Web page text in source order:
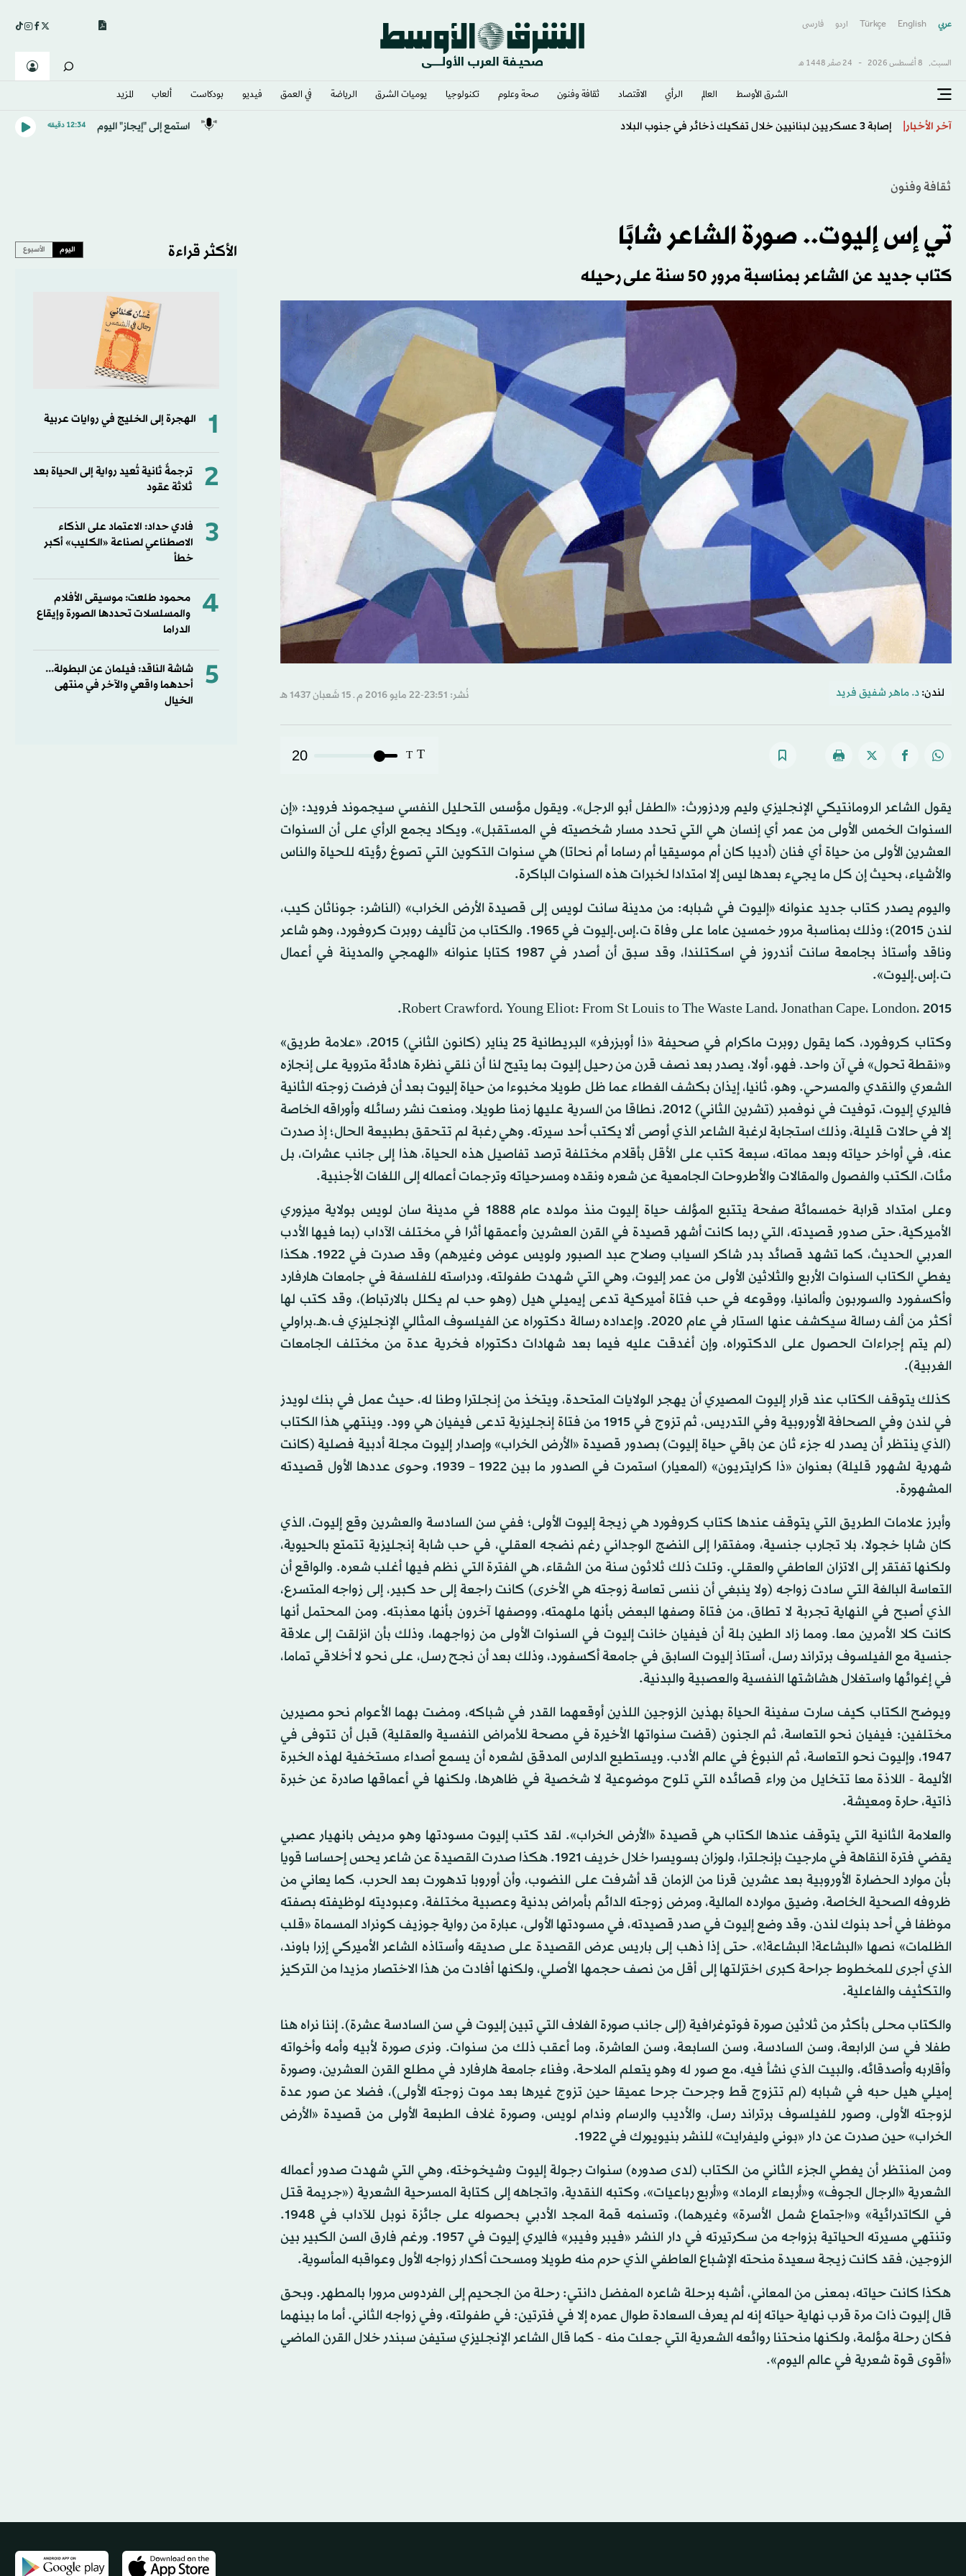
عربي English
Türkçe اردو فارسى
السبت, 8 أغسطس 2026 - 24 صفَر 1448 هـ
الشرق الأوسط​ العالم الرأي الاقتصاد ثقافة وفنون صحة وعلوم تكنولوجيا يوميات الشرق​ الرياضة في العمق فيديو بودكاست ألعاب المزيد
آخر الأخبار «التأمل» يحدّ من إدمان الشباب لألعاب الإنترنت استمع إلى "إيجاز" اليوم 12:34 دقيقه
ثقافة وفنون
تي إس إليوت.. صورة الشاعر شابًا
كتاب جديد عن الشاعر بمناسبة مرور 50 سنة على رحيله
لندن: د. ماهر شفيق فريد نُشر: 23:51-22 مايو 2016 م ـ 15 شَعبان 1437 هـ
T
T
20
يقول الشاعر الرومانتيكي الإنجليزي وليم وردزورث: «الطفل أبو الرجل». ويقول مؤسس التحليل النفسي سيجموند فرويد: «إن
السنوات الخمس الأولى من عمر أي إنسان هي التي تحدد مسار شخصيته في المستقبل». ويكاد يجمع الرأي على أن السنوات
العشرين الأولى من حياة أي فنان (أديبا كان أم موسيقيا أم رساما أم نحاتا) هي سنوات التكوين التي تصوغ رؤيته للحياة والناس
والأشياء، بحيث إن كل ما يجيء بعدها ليس إلا امتدادا لخبرات هذه السنوات الباكرة.
واليوم يصدر كتاب جديد عنوانه «إليوت في شبابه: من مدينة سانت لويس إلى قصيدة الأرض الخراب» (الناشر: جوناثان كيب،
لندن 2015)؛ وذلك بمناسبة مرور خمسين عاما على وفاة ت.إس.إليوت في 1965. والكتاب من تأليف روبرت كروفورد، وهو شاعر
وناقد وأستاذ بجامعة سانت أندروز في اسكتلندا، وقد سبق أن أصدر في 1987 كتابا عنوانه «الهمجي والمدينة في أعمال
ت.إس.إليوت».
Robert Crawford، Young Eliot: From St Louis to The Waste Land، Jonathan Cape، London، 2015.
وكتاب كروفورد، كما يقول روبرت ماكرام في صحيفة «ذا أوبزرفر» البريطانية 25 يناير (كانون الثاني) 2015، «علامة طريق»
و«نقطة تحول» في آن واحد. فهو، أولا، يصدر بعد نصف قرن من رحيل إليوت بما يتيح لنا أن نلقي نظرة هادئة متروية على إنجازه
الشعري والنقدي والمسرحي. وهو، ثانيا، إيذان بكشف الغطاء عما ظل طويلا مخبوءا من حياة إليوت بعد أن فرضت زوجته الثانية
فاليري إليوت، توفيت في نوفمبر (تشرين الثاني) 2012، نطاقا من السرية عليها زمنا طويلا، ومنعت نشر رسائله وأوراقه الخاصة
إلا في حالات قليلة، وذلك استجابة لرغبة الشاعر الذي أوصى ألا يكتب أحد سيرته. وهي رغبة لم تتحقق بطبيعة الحال؛ إذ صدرت
عنه، في أواخر حياته وبعد مماته، سبعة كتب على الأقل بأقلام مختلفة ترصد تفاصيل هذه الحياة، هذا إلى جانب عشرات، بل
مئات، الكتب والفصول والمقالات والأطروحات الجامعية عن شعره ونقده ومسرحياته وترجمات أعماله إلى اللغات الأجنبية.
وعلى امتداد قرابة خمسمائة صفحة يتتبع المؤلف حياة إليوت منذ مولده عام 1888 في مدينة سان لويس بولاية ميزوري
الأميركية، حتى صدور قصيدته، التي ربما كانت أشهر قصيدة في القرن العشرين وأعمقها أثرا في مختلف الآداب (بما فيها الأدب
العربي الحديث، كما تشهد قصائد بدر شاكر السياب وصلاح عبد الصبور ولويس عوض وغيرهم) وقد صدرت في 1922. هكذا
يغطي الكتاب السنوات الأربع والثلاثين الأولى من عمر إليوت، وهي التي شهدت طفولته، ودراسته للفلسفة في جامعات هارفارد
وأكسفورد والسوربون وألمانيا، ووقوعه في حب فتاة أميركية تدعى إيميلي هيل (وهو حب لم يكلل بالارتباط)، وقد كتب لها
أكثر من ألف رسالة سيكشف عنها الستار في عام 2020. وإعداده رسالة دكتوراه عن الفيلسوف المثالي الإنجليزي ف.هـ.براولي
(لم يتم إجراءات الحصول على الدكتوراه، وإن أغدقت عليه فيما بعد شهادات دكتوراه فخرية عدة من مختلف الجامعات
الغربية).
كذلك يتوقف الكتاب عند قرار إليوت المصيري أن يهجر الولايات المتحدة، ويتخذ من إنجلترا وطنا له، حيث عمل في بنك لويدز
في لندن وفي الصحافة الأوروبية وفي التدريس، ثم تزوج في 1915 من فتاة إنجليزية تدعى فيفيان هي وود. وينتهي هذا الكتاب
(الذي ينتظر أن يصدر له جزء ثان عن باقي حياة إليوت) بصدور قصيدة «الأرض الخراب» وإصدار إليوت مجلة أدبية فصلية (كانت
شهرية لشهور قليلة) بعنوان «ذا كرايتريون» (المعيار) استمرت في الصدور ما بين 1922 – 1939، وحوى عددها الأول قصيدته
المشهورة.
وأبرز علامات الطريق التي يتوقف عندها كتاب كروفورد هي زيجة إليوت الأولى؛ ففي سن السادسة والعشرين وقع إليوت، الذي
كان شابا خجولا، بلا تجارب جنسية، ومفتقرا إلى النضج الوجداني رغم نضجه العقلي، في حب شابة إنجليزية تتمتع بالحيوية،
ولكنها تفتقر إلى الاتزان العاطفي والعقلي. وتلت ذلك ثلاثون سنة من الشقاء، هي الفترة التي نظم فيها أغلب شعره. والواقع أن
التعاسة البالغة التي سادت زواجه (ولا ينبغي أن ننسى تعاسة زوجته هي الأخرى) كانت راجعة إلى حد كبير، إلى زواجه المتسرع،
الذي أصبح في النهاية تجربة لا تطاق، من فتاة وصفها البعض بأنها ملهمته، ووصفها آخرون بأنها معذبته. ومن المحتمل أنها
كانت كلا الأمرين معا. ومما زاد الطين بلة أن فيفيان خانت إليوت في السنوات الأولى من زواجهما، وذلك بأن انزلقت إلى علاقة
جنسية مع الفيلسوف برتراند رسل، أستاذ إليوت السابق في جامعة أكسفورد، وذلك بعد أن نجح رسل، على نحو لا أخلاقي تماما،
في إغوائها واستغلال هشاشتها النفسية والعصبية والبدنية.
ويوضح الكتاب كيف سارت سفينة الحياة بهذين الزوجين اللذين أوقعهما القدر في شباكه، ومضت بهما الأعوام نحو مصيرين
مختلفين: فيفيان نحو التعاسة، ثم الجنون (قضت سنواتها الأخيرة في مصحة للأمراض النفسية والعقلية) قبل أن تتوفى في
1947، وإليوت نحو التعاسة، ثم النبوغ في عالم الأدب. ويستطيع الدارس المدقق لشعره أن يسمع أصداء مستخفية لهذه الخبرة
الأليمة - اللاذة معا تتخايل من وراء قصائده التي تلوح موضوعية لا شخصية في ظاهرها، ولكنها في أعماقها صادرة عن خبرة
ذاتية، حارة ومعيشة.
والعلامة الثانية التي يتوقف عندها الكتاب هي قصيدة «الأرض الخراب». لقد كتب إليوت مسودتها وهو مريض بانهيار عصبي
يقضي فترة النقاهة في مارجيت بإنجلترا، ولوزان بسويسرا خلال خريف 1921. هكذا صدرت القصيدة عن شاعر يحس إحساسا قويا
بأن موارد الحضارة الأوروبية بعد عشرين قرنا من الزمان قد أشرفت على النضوب، وأن أوروبا تدهورت بعد الحرب، كما يعاني من
ظروفه الصحية الخاصة، وضيق موارده المالية، ومرض زوجته الدائم بأمراض بدنية وعصبية مختلفة، وعبوديته لوظيفته بصفته
موظفا في أحد بنوك لندن. وقد وضع إليوت في صدر قصيدته، في مسودتها الأولى، عبارة من رواية جوزيف كونراد المسماة «قلب
الظلمات» نصها «البشاعة! البشاعة!». حتى إذا ذهب إلى باريس عرض القصيدة على صديقه وأستاذه الشاعر الأميركي إزرا باوند،
الذي أجرى للمخطوط جراحة كبرى اختزلتها إلى أقل من نصف حجمها الأصلي، ولكنها أفادت من هذا الاختصار مزيدا من التركيز
والتكثيف والفاعلية.
والكتاب محلى بأكثر من ثلاثين صورة فوتوغرافية (إلى جانب صورة الغلاف التي تبين إليوت في سن السادسة عشرة). إننا نراه هنا
طفلا في سن الرابعة، وسن السادسة، وسن السابعة، وسن العاشرة، وما أعقب ذلك من سنوات. ونرى صورة لأبيه وأمه وأخواته
وأقاربه وأصدقائه، والبيت الذي نشأ فيه، مع صور له وهو يتعلم الملاحة، وفناء جامعة هارفارد في مطلع القرن العشرين، وصورة
إميلي هيل حبه في شبابه (لم تتزوج قط وجرحت جرحا عميقا حين تزوج غيرها بعد موت زوجته الأولى)، فضلا عن صور عدة
لزوجته الأولى، وصور للفيلسوف برتراند رسل، والأديب والرسام وندام لويس، وصورة غلاف الطبعة الأولى من قصيدة «الأرض
الخراب» حين صدرت عن دار «بوني وليفرايت» للنشر بنيويورك في 1922.
ومن المنتظر أن يغطي الجزء الثاني من الكتاب (لدى صدوره) سنوات رجولة إليوت وشيخوخته، وهي التي شهدت صدور أعماله
الشعرية «الرجال الجوف» و«أربعاء الرماد» و«أربع رباعيات»، وكتبه النقدية، واتجاهه إلى كتابة المسرحية الشعرية («جريمة قتل
في الكاتدرائية» و«اجتماع شمل الأسرة» وغيرهما)، وتسنمه قمة المجد الأدبي بحصوله على جائزة نوبل للآداب في 1948.
وتنتهي مسيرته الحياتية بزواجه من سكرتيرته في دار النشر «فيبر وفيبر» فاليري إليوت في 1957. ورغم فارق السن الكبير بين
الزوجين، فقد كانت زيجة سعيدة منحته الإشباع العاطفي الذي حرم منه طويلا ومسحت أكدار زواجه الأول وعواقبه المأسوية.
هكذا كانت حياته، بمعنى من المعاني، أشبه برحلة شاعره المفضل دانتي: رحلة من الجحيم إلى الفردوس مرورا بالمطهر. وبحق
قال إليوت ذات مرة قرب نهاية حياته إنه لم يعرف السعادة طوال عمره إلا في فترتين: في طفولته، وفي زواجه الثاني. أما ما بينهما
فكان رحلة مؤلمة، ولكنها منحتنا روائعه الشعرية التي جعلت منه - كما قال الشاعر الإنجليزي ستيفن سبندر خلال القرن الماضي
«أقوى قوة شعرية في عالم اليوم».
الأكثر قراءة اليوم الأسبوع
1 الهجرة إلى الخليج في روايات عربية
2
ترجمةٌ ثانية تُعيد رواية إلى الحياة بعد
ثلاثة عقود
3
فادي حداد: الاعتماد على الذكاء
الاصطناعي لصناعة «الكليب» أكبر
خطأ
4
محمود طلعت: موسيقى الأفلام
والمسلسلات تحددها الصورة وإيقاع
الدراما
5
شاشة الناقد: فيلمان عن البطولة...
أحدهما واقعي والآخر في منتهى
الخيال